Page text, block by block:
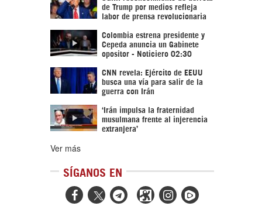
de Trump por medios refleja
labor de prensa revolucionaria
Colombia estrena presidente y
Cepeda anuncia un Gabinete
opositor - Noticiero 02:30
CNN revela: Ejército de EEUU
busca una vía para salir de la
guerra con Irán
‘Irán impulsa la fraternidad
musulmana frente al injerencia
extranjera’
Ver más
SÍGANOS EN
  